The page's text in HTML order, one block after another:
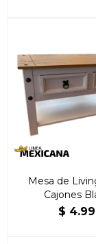
Mesa de
Cajones
$